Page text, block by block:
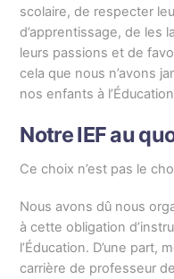
scolaire, de respecter
d’apprentissage, de les
leurs passions et de
cela que nous n’avons
nos enfants à
Notre IEF au
Ce choix n’est pas le
Nous avons dû nous
à cette obligation
l’Éducation. D’une part,
carrière de professeur